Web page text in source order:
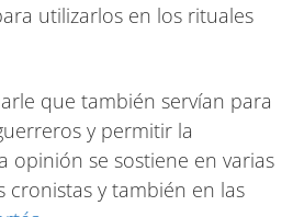
utilizarlos en los rituales
que también servían para
y permitir la
opinión se sostiene en varias
cronistas y también en las